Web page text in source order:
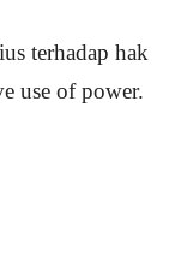
terhadap hak
use of power.